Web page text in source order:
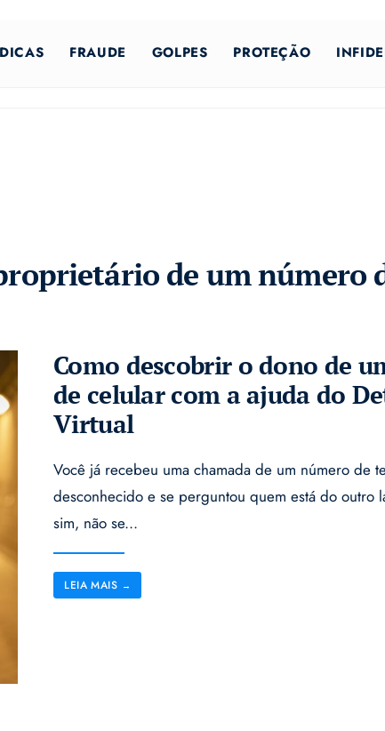
DICAS FRAUDE GOLPES PROTEÇÃO
de um número
Como descobrir o dono de
de celular com a ajuda do
Virtual
Você já recebeu uma chamada de um número de
desconhecido e se perguntou quem está do outro
sim, não se...
LEIA MAIS →